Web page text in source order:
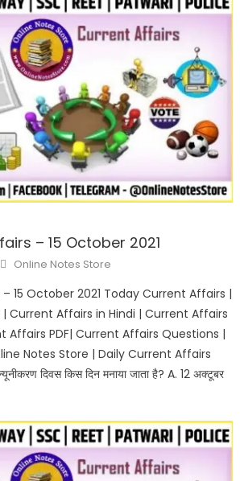
– 15 October 2021
Online Notes Store
15 October 2021 Today Current Affairs |
Current Affairs in Hindi | Current Affairs
Affairs PDF| Current Affairs Questions |
Notes Store | Daily Current Affairs
दिवस किस दिन मनाया जाता है? A. 12 अक्टूबर